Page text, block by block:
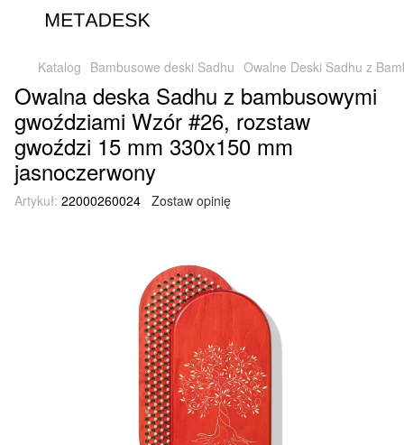
Katalog Bambusowe deski Sadhu Owalne Deski Sadhu z
Owalna deska Sadhu z bambusowymi
gwoździami Wzór #26, rozstaw
gwoździ 15 mm 330x150 mm
jasnoczerwony
Artykuł: 22000260024 Zostaw opinię